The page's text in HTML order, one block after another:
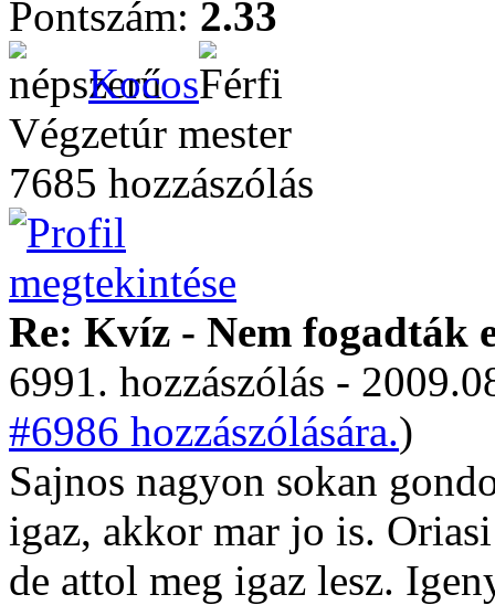
Pontszám: 2.33
Kocos
Végzetúr mester
7685 hozzászólás
Re: Kvíz - Nem fogadták
6991. hozzászólás -
#6986 hozzászólására.)
Sajnos nagyon sokan
igaz, akkor mar jo is.
de attol meg igaz lesz.